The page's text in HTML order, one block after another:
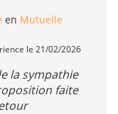
en Mutuelle
le 21/02/2026
la sympathie
faite